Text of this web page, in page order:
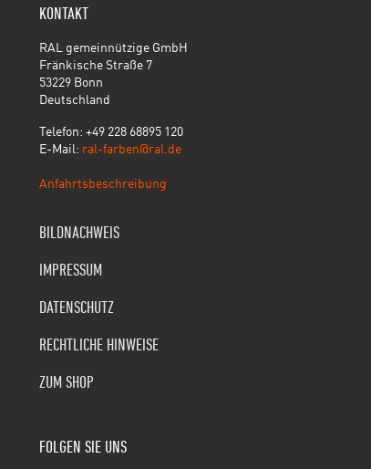
KONTAKT
RAL gemeinnützige GmbH
Fränkische Straße 7
53229 Bonn
Deutschland
Telefon: +49 228 68895 120
E-Mail: ral-farben@ral.de
Anfahrtsbeschreibung
BILDNACHWEIS
IMPRESSUM
DATENSCHUTZ
RECHTLICHE HINWEISE
ZUM SHOP
FOLGEN SIE UNS